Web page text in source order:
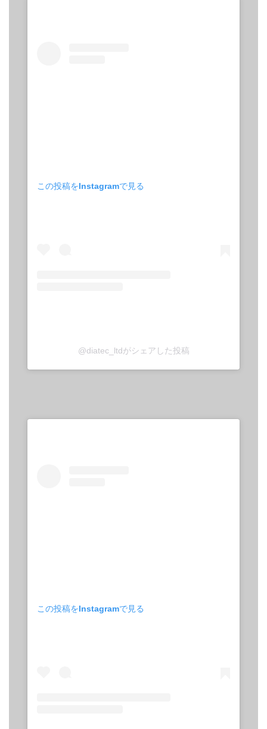
この投稿をInstagramで見る
@diatec_ltdがシェアした投稿
この投稿をInstagramで見る